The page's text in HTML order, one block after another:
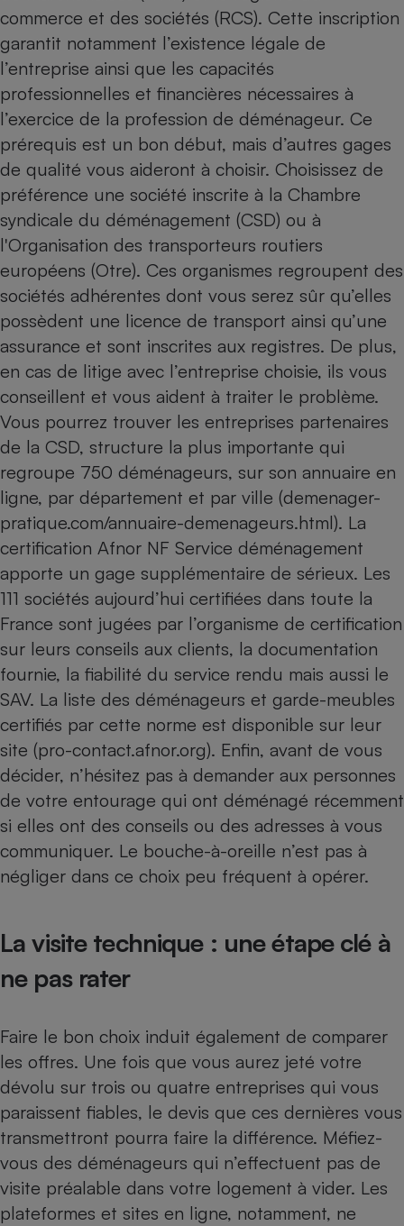
commerce et des sociétés (RCS). Cette inscription
garantit notamment l’existence légale de
l’entreprise ainsi que les capacités
professionnelles et financières nécessaires à
l’exercice de la profession de déménageur. Ce
prérequis est un bon début, mais d’autres gages
de qualité vous aideront à choisir. Choisissez de
préférence une société inscrite à la Chambre
syndicale du déménagement (CSD) ou à
l'Organisation des transporteurs routiers
européens (Otre). Ces organismes regroupent des
sociétés adhérentes dont vous serez sûr qu’elles
possèdent une licence de transport ainsi qu’une
assurance et sont inscrites aux registres. De plus,
en cas de litige avec l’entreprise choisie, ils vous
conseillent et vous aident à traiter le problème.
Vous pourrez trouver les entreprises partenaires
de la CSD, structure la plus importante qui
regroupe 750 déménageurs, sur son annuaire en
ligne, par département et par ville (demenager-
pratique.com/annuaire-demenageurs.html). La
certification Afnor NF Service déménagement
apporte un gage supplémentaire de sérieux. Les
111 sociétés aujourd’hui certifiées dans toute la
France sont jugées par l’organisme de certification
sur leurs conseils aux clients, la documentation
fournie, la fiabilité du service rendu mais aussi le
SAV. La liste des déménageurs et garde-meubles
certifiés par cette norme est disponible sur leur
site (pro-contact.afnor.org). Enfin, avant de vous
décider, n’hésitez pas à demander aux personnes
de votre entourage qui ont déménagé récemment
si elles ont des conseils ou des adresses à vous
communiquer. Le bouche-à-oreille n’est pas à
négliger dans ce choix peu fréquent à opérer.
La visite technique : une étape clé à
ne pas rater
Faire le bon choix induit également de comparer
les offres. Une fois que vous aurez jeté votre
dévolu sur trois ou quatre entreprises qui vous
paraissent fiables, le devis que ces dernières vous
transmettront pourra faire la différence. Méfiez-
vous des déménageurs qui n’effectuent pas de
visite préalable dans votre logement à vider. Les
plateformes et sites en ligne, notamment, ne
Complément
alimentaire
bouteille
Banque
Petit électroménager -
Plaque de cuisson à
induction
Climatiseur -
Ventilateur
Cafetière à expressos
Téléviseur
Téléphone mobile -
Smartphone
Antivirus
Matelas
Radiateur électrique
Climatiseur -
Ventilateur
Antimoustique